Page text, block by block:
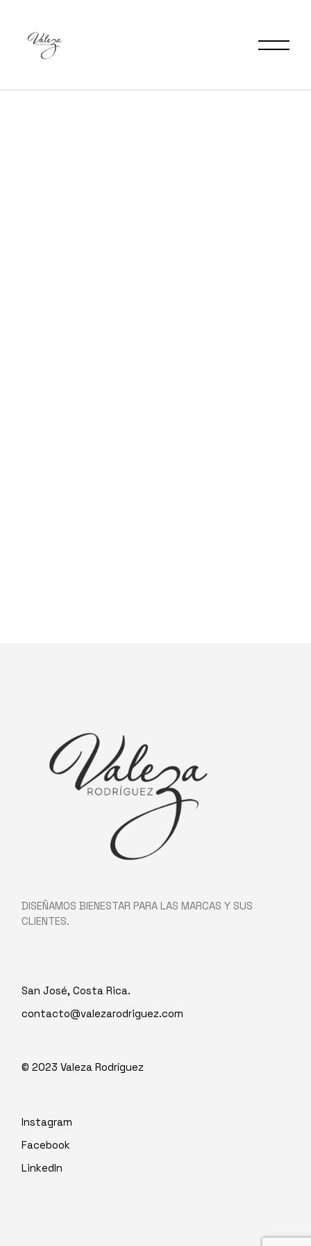
DISEÑAMOS BIENESTAR PARA LAS MARCAS Y SUS
CLIENTES.
San José, Costa Rica.
contacto@valezarodriguez.com
© 2023Valeza Rodríguez
Instagram
Facebook
LinkedIn